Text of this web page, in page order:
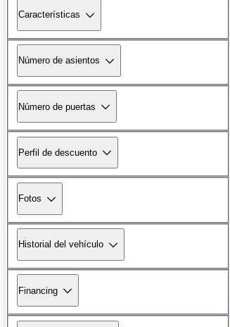
Características
Número de asientos
Número de puertas
Perfil de descuento
Fotos
Historial del vehículo
Financing